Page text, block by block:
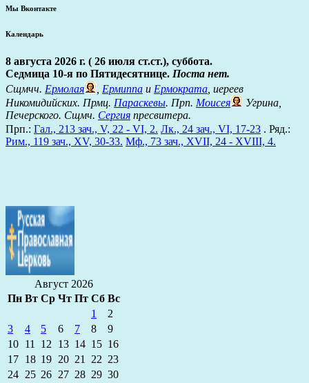
Мы Вконтакте
Календарь
8 августа 2026 г. ( 26 июля ст.ст.), суббота.
Седмица 10-я по Пятидесятнице. Поста нет.
Сщмчч. Ермолая Ермиппа и Ермократа , иереев
Никомидийских. Прмц. Параскевы. Прп. Моисея
Угрина,
Печерского. Сщмч. Сергия пресвитера.
Прп.: Гал., 213 зач., V, 22 - VI, 2. Лк., 24 зач., VI, 17-23 . Ряд.:
Рим., 119 зач., XV, 30-33. Мф., 73 зач., XVII, 24 - XVIII, 4.
Август 2026
Пн Вт Ср Чт Пт Сб Вс
1
2
3
4 5 6 7 8
9
10 11 12 13 14 15 16
17 18 19 20 21 22 23
24 25 26 27 28 29 30